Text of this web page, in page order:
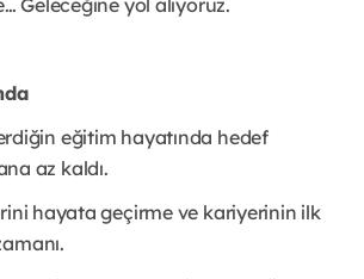
Geleceğine yol alıyoruz.
eğitim hayatında hedef
az kaldı.
hayata geçirme ve kariyerinin ilk